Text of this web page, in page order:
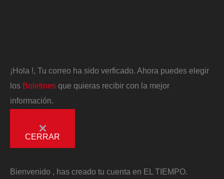
¡Hola !, Tu correo ha sido verficado. Ahora puedes elegir
los Boletines que quieras recibir con la mejor
información.
CERRAR
Bienvenido
, has creado tu cuenta en EL TIEMPO.